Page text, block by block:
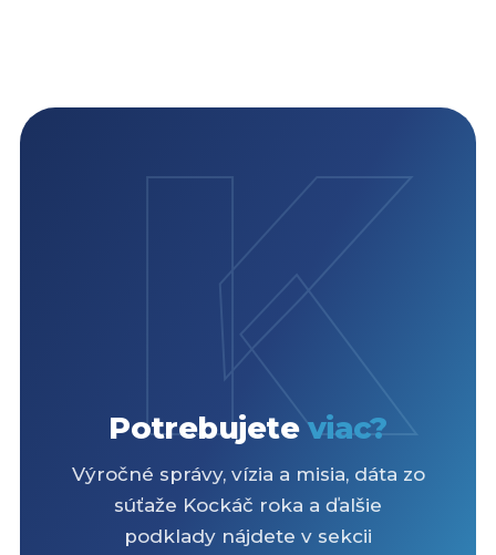
K
Potrebujeteviac?
Výročné správy, vízia a misia, dáta zo
súťaže Kockáč roka a ďalšie
podklady nájdete v sekcii